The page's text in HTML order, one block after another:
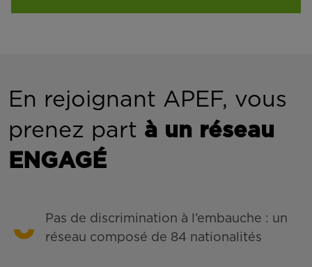
En rejoignant APEF, vous
prenez part à un réseau
ENGAGÉ
Pas de discrimination à l’embauche : un
réseau composé de 84 nationalités